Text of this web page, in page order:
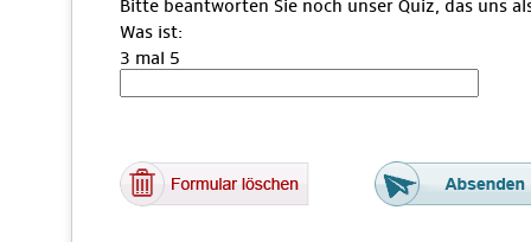
Bitte beantworten Sie noch unser Quiz, das uns
Was ist:
3 mal 5